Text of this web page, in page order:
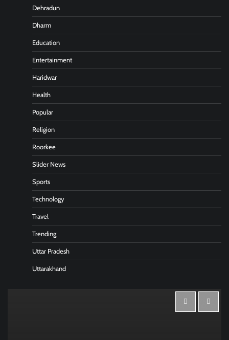
Dehradun
Dharm
Education
Entertainment
Haridwar
Health
Popular
Religion
Roorkee
Slider News
Sports
Technology
Travel
Trending
Uttar Pradesh
Uttarakhand